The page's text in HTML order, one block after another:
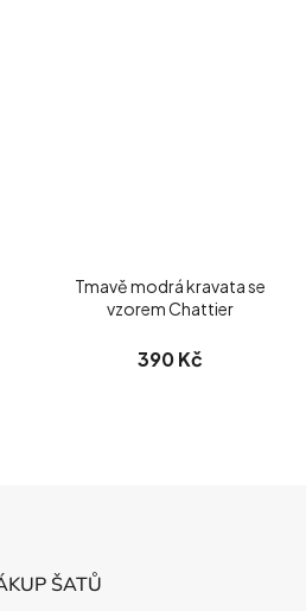
Tmavě modrá kravata se
vzorem Chattier
390 Kč
ŠATŮ